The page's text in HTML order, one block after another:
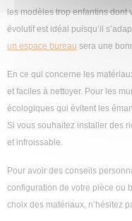
les modèles trop enfantins
évolutif est idéal puisqu’il
un espace bureau sera une
En ce qui concerne les
et faciles à nettoyer. Pour les
écologiques qui évitent les
Si vous souhaitez installer des
et infroissable.
Pour avoir des conseils
configuration de votre pièce ou
choix des matériaux, n’hésitez